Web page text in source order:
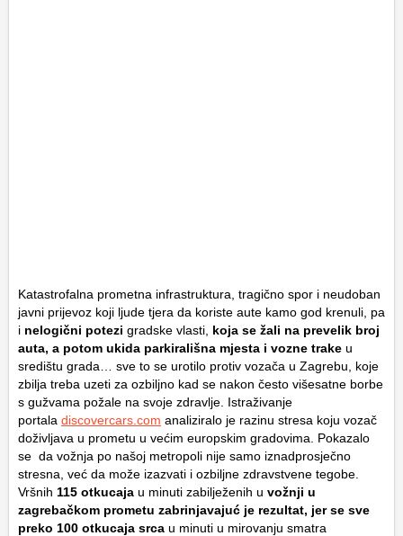
Katastrofalna prometna infrastruktura, tragično spor i neudoban
javni prijevoz koji ljude tjera da koriste aute kamo god krenuli, pa
i nelogični potezi gradske vlasti, koja se žali na prevelik broj
auta, a potom ukida parkirališna mjesta i vozne trake u
središtu grada… sve to se urotilo protiv vozača u Zagrebu, koje
zbilja treba uzeti za ozbiljno kad se nakon često višesatne borbe
s gužvama požale na svoje zdravlje. Istraživanje
portala discovercars.com analiziralo je razinu stresa koju vozač
doživljava u prometu u većim europskim gradovima. Pokazalo
se da vožnja po našoj metropoli nije samo iznadprosječno
stresna, već da može izazvati i ozbiljne zdravstvene tegobe.
Vršnih 115 otkucaja u minuti zabilježenih u vožnji u
zagrebačkom prometu zabrinjavajuć je rezultat, jer se sve
preko 100 otkucaja srca u minuti u mirovanju smatra